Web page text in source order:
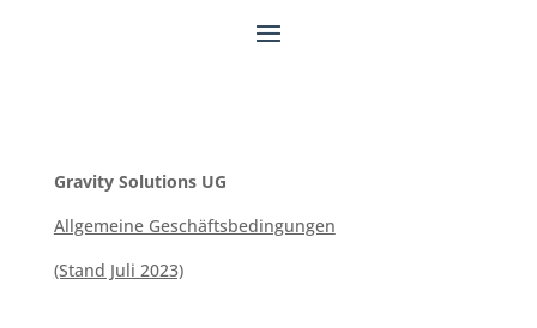
Gravity Solutions UG
Allgemeine Geschäftsbedingungen
(Stand Juli 2023)